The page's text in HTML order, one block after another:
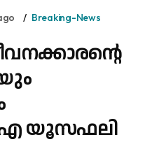
Breaking-News
യൂസഫലി